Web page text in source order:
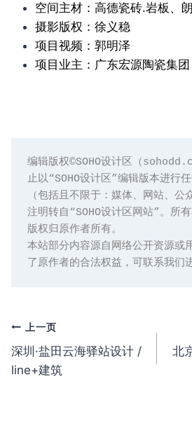
空间主材： 高德瓷砖.岩板、
摄影版权：徐义稳
项目视频 ： 郭明泽
项目业主 ： 广东宏源陶瓷集团
编辑版权©️SOHO设计区（
止以“SOHO设计区”编辑版本进行
（包括且不限于：媒体、网站、公
注明转自“SOHO设计区网站”。所
版权归原作者所有。
本站部分内容源自网络公开资源或
了原作者的合法权益，可联系我们
文
章
上一页
深圳·盐田云海驿站设计 /
line+建筑
北